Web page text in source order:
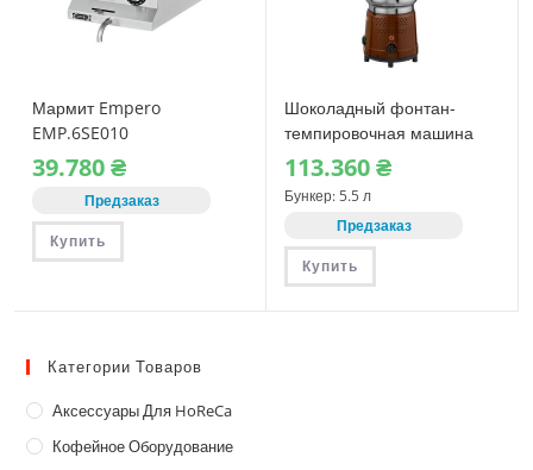
Мармит Empero
EMP.6SE010
39.780₴
Предзаказ
Купить
Шоколадный фонтан-
темпировочная машина
Vema CF 2105 (5.5 л)
113.360₴
Бункер: 5.5 л
Предзаказ
Купить
Категории Товаров
Аксессуары Для HoReCa
Кофейное Оборудование